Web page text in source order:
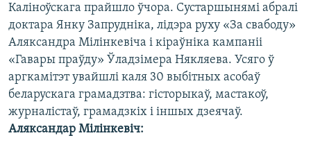
Каліноўскага прайшло ўчора. Сустаршынямі абралі
доктара Янку Запрудніка, лідэра руху «За свабоду»
Аляксандра Мілінкевіча і кіраўніка кампаніі
«Гавары праўду» Ўладзімера Някляева. Усяго ў
аргкамітэт увайшлі каля 30 выбітных асобаў
беларускага грамадзтва: гісторыкаў, мастакоў,
журналістаў, грамадзкіх і іншых дзеячаў.
Аляксандар Мілінкевіч: